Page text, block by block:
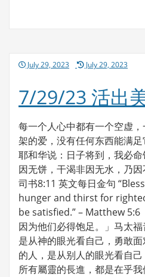
PostedJuly 29, 2023 July 29, 2023
7/29/23 活出
每一个人心中都有一个空虚
架的爱，没有任何东西能满
耶和华说：日子将到，我必
因无饼，干渴非因无水，乃
司书8:11 英文每日金句
hunger and thirst for
be satisfied.” – Matthew 5:6
因为他们必得饱足。」马太
是从神的眼光看自己，勇敢
的人，是从别人的眼光看自己
所有屬靈的長進，都是在乎